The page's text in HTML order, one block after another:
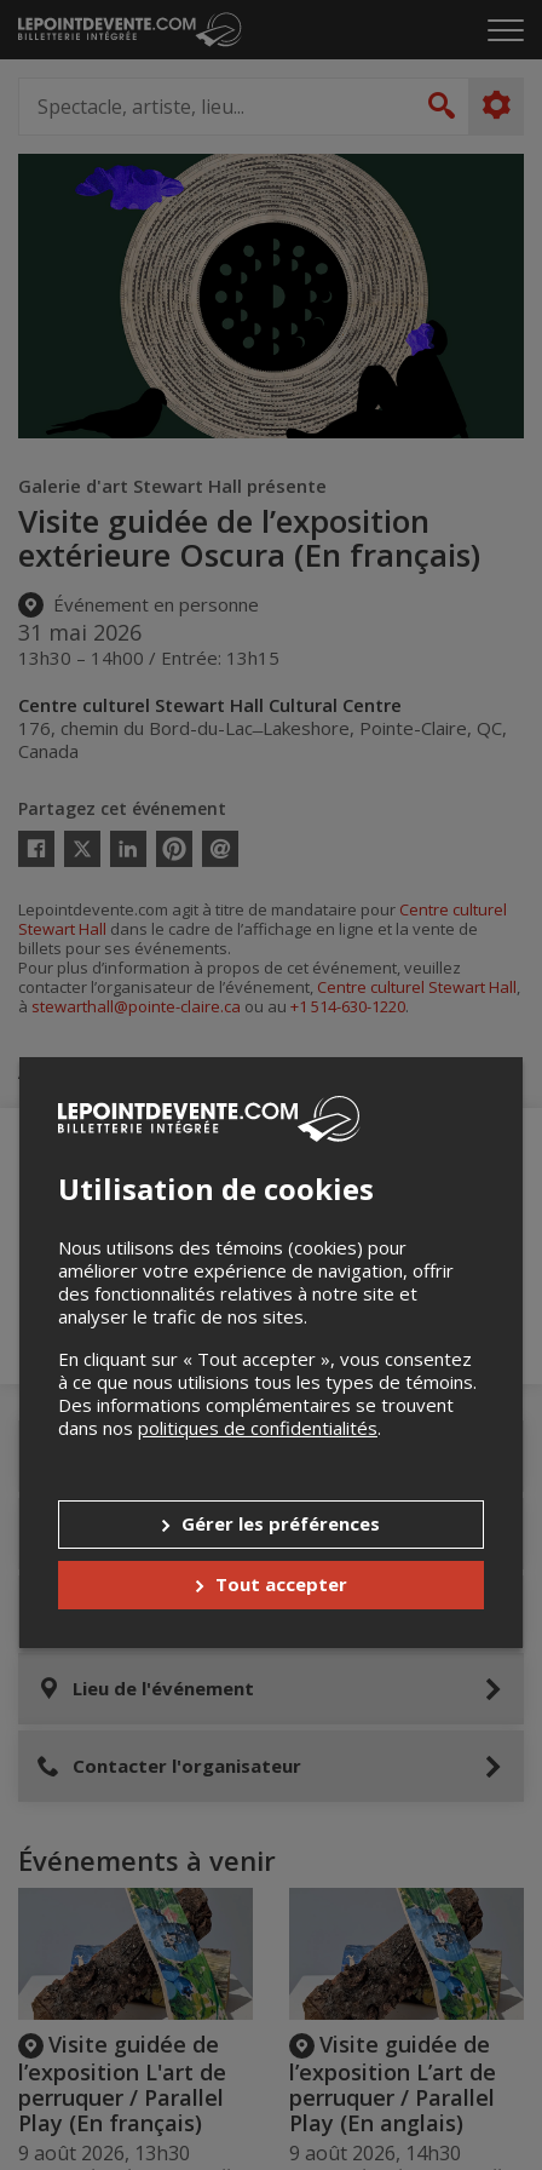
Passer
au
le
artiste,
lieu...
Galerie d'art Stewart Hall présente
Visite guidée de l’exposition
extérieure Oscura (En français)
Événement en personne
31 mai 2026
13h30 – 14h00 / Entrée: 13h15
Centre culturel Stewart Hall Cultural Centre
176, chemin du Bord-du-Lac ̶ Lakeshore, Pointe-Claire, QC,
Canada
Partagez cet événement
Twitter
courriel
Lepointdevente.com agit à titre de mandataire pour Centre culturel
Stewart Hall dans le cadre de l’affichage en ligne et la vente de
billets pour ses événements.
Pour plus d’information à propos de cet événement, veuillez
contacter l’organisateur de l’événement, Centre culturel Stewart Hall,
à stewarthall@pointe-claire.ca ou au +1 514-630-1220.
Achat de billets
Merci de confirmer que vous n'êtes pas un
Accès au site de l'événement
Informations relatives au stationnement
Lieu de l'événement
Contacter l'organisateur
Événements à venir
Visite guidée de
l’exposition L'art de
perruquer / Parallel
Play (En français)
9 août 2026, 13h30
Visite guidée de
l’exposition L’art de
perruquer / Parallel
Play (En anglais)
9 août 2026, 14h30
Utilisation de cookies
Nous utilisons des témoins (cookies) pour
améliorer votre expérience de navigation, offrir
des fonctionnalités relatives à notre site et
analyser le trafic de nos sites.
En cliquant sur « Tout accepter », vous consentez
à ce que nous utilisions tous les types de témoins.
Des informations complémentaires se trouvent
dans nos politiques de confidentialités.
Gérer les préférences
Tout accepter